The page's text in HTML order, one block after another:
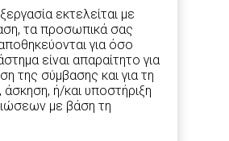
εκτελείται με
τα προσωπικά σας
για όσο
είναι απαραίτητο για
της σύμβασης και για τη
ή/και υποστήριξη
με βάση τη